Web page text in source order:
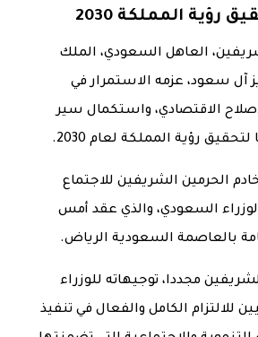
رؤية المملكة 2030
العاهل السعودي، الملك
آل سعود، عزمه الاستمرار في
الاقتصادي، واستكمال سير
رؤية المملكة لعام 2030.
الحرمين الشريفين للاجتماع
السعودي، والذي عقد أمس
بالعاصمة السعودية الرياض.
مجددا، توجيهاته للوزراء
للالتزام الكامل والفعال في تنفيذ